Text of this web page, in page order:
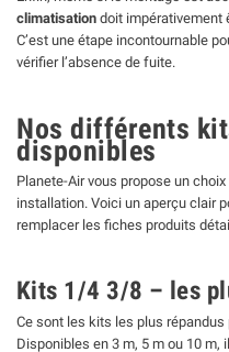
climatisation doit impérativement
C’est une étape incontournable
vérifier l’absence de fuite.
Nos différents
disponibles
Planete-Air vous propose un
installation. Voici un aperçu clair
remplacer les fiches produits
Kits 1/4 3/8 – les
Ce sont les kits les plus
Disponibles en 3 m, 5 m ou 10 m,